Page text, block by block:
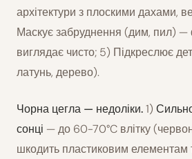
архітектури з плоскими дахами,
Маскує забруднення (дим, пил)
виглядає чисто; 5) Підкреслює
латунь, дерево).
Чорна цегла — недоліки.1)
сонці — до 60-70°C влітку
шкодить пластиковим елементам